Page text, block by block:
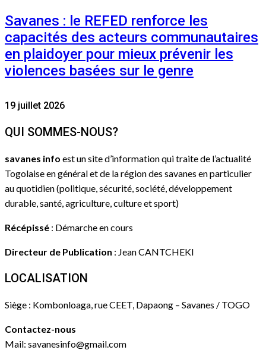
Savanes : le REFED renforce les
capacités des acteurs communautaires
en plaidoyer pour mieux prévenir les
violences basées sur le genre
19 juillet 2026
QUI SOMMES-NOUS?
savanes info est un site d’information qui traite de l’actualité
Togolaise en général et de la région des savanes en particulier
au quotidien (politique, sécurité, société, développement
durable, santé, agriculture, culture et sport)
Récépissé : Démarche en cours
Directeur de Publication : Jean CANTCHEKI
LOCALISATION
Siège : Kombonloaga, rue CEET, Dapaong – Savanes / TOGO
Contactez-nous
Mail: savanesinfo@gmail.com